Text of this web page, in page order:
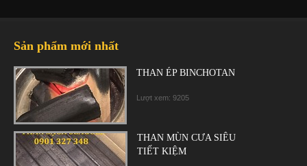
Sản phẩm mới nhất
THAN ÉP BINCHOTAN
Lượt xem: 9205
THAN MÙN CƯA SIÊU
TIẾT KIỆM